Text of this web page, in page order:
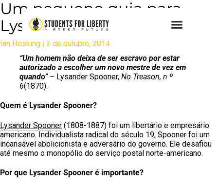
Um pequeno guia para
Lysander Spooner
Ian Hosking | 2 de outubro, 2014
“Um homem não deixa de ser escravo por estar
autorizado a escolher um novo mestre de vez em
quando”– Lysander Spooner, No Treason, n º
6(1870).
Quem é Lysander Spooner?
Lysander Spooner (1808-1887) foi um libertário e empresário
americano. Individualista radical do século 19, Spooner foi um
incansável abolicionista e adversário do governo. Ele desafiou
até mesmo o monopólio do serviço postal norte-americano.
Por que Lysander Spooner é importante?